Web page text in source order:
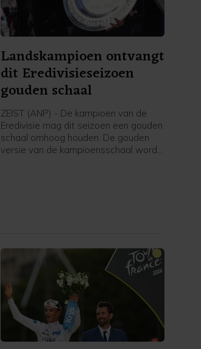
Landskampioen ontvangt
dit Eredivisieseizoen
gouden schaal
ZEIST (ANP) - De kampioen van de
Eredivisie mag dit seizoen een gouden
schaal omhoog houden. De gouden
versie van de kampioensschaal wordt